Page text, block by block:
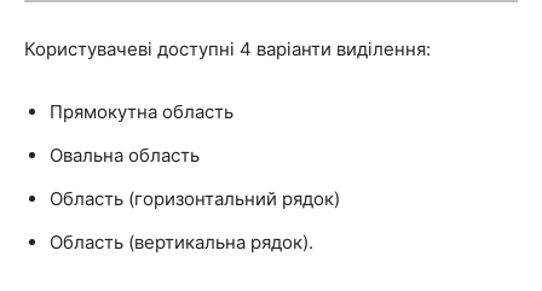
Користувачеві доступні 4 варіанти виділення:
Прямокутна область
Овальна область
Область (горизонтальний рядок)
Область (вертикальна рядок).